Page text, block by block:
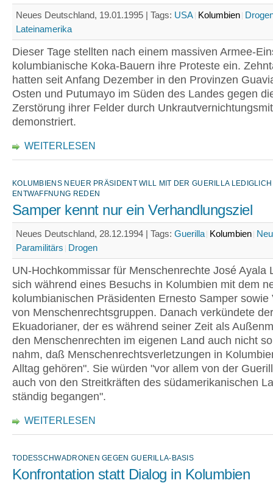
Neues Deutschland, 19.01.1995 | Tags: USA Kolumbien
Lateinamerika
Dieser Tage stellten nach einem massiven Armee-
kolumbianische Koka-Bauern ihre Proteste ein.
hatten seit Anfang Dezember in den Provinzen
Osten und Putumayo im Süden des Landes gegen
Zerstörung ihrer Felder durch
demonstriert.
WEITERLESEN
KOLUMBIENS NEUER PRÄSIDENT WILL MIT DER GUERILLA
ENTWAFFNUNG REDEN
Samper kennt nur ein Verhandlungsziel
Neues Deutschland, 28.12.1994 | Tags: Guerilla Kolumbien
Paramilitärs Drogen
UN-Hochkommissar für Menschenrechte José Ayala
sich während eines Besuchs in Kolumbien mit dem
kolumbianischen Präsidenten Ernesto Samper sowie
von Menschenrechtsgruppen. Danach verkündete der
Ekuadorianer, der es während seiner Zeit als
den Menschenrechten im eigenen Land auch nicht
nahm, daß Menschenrechtsverletzungen in
Alltag gehören". Sie würden "vor allem von der
auch von den Streitkräften des südamerikanischen
ständig begangen".
WEITERLESEN
TODESSCHWADRONEN GEGEN GUERILLA-BASIS
Konfrontation statt Dialog in Kolumbien